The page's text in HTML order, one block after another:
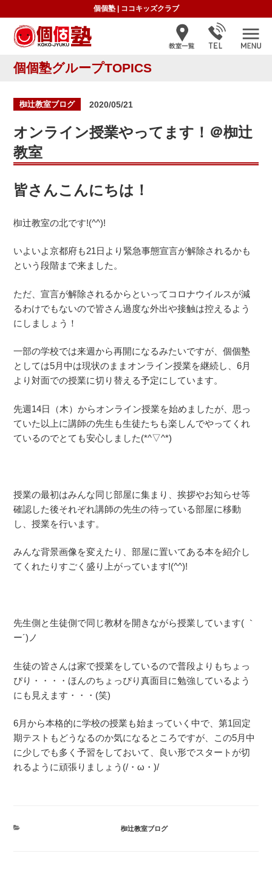
個個塾| ココキッズクラブ
個個塾グループTOPICS
投
日:
2020/05/21
椥辻教室ブログ
オンライン授業やってます！＠椥辻
教室
皆さんこんにちは！
椥辻教室の北です!(^^)!
いよいよ京都府も21日より緊急事態宣言が解除されるかも
という段階まで来ました。
ただ、宣言が解除されるからといってコロナウイルスが減
るわけでもないので皆さん過度な外出や接触は控えるよう
にしましょう！
一部の学校では来週から再開になるみたいですが、個個塾
としては5月中は現状のままオンライン授業を継続し、6月
より対面での授業に切り替える予定にしています。
先週14日（木）からオンライン授業を始めましたが、思っ
ていた以上に講師の先生も生徒たちも楽しんでやってくれ
ているのでとても安心しました(*^▽^*)
授業の最初はみんな同じ部屋に集まり、挨拶やお知らせ等
確認した後それぞれ講師の先生の待っている部屋に移動
し、授業を行います。
みんな背景画像を変えたり、部屋に置いてある本を紹介し
てくれたりすごく盛り上がっています!(^^)!
先生側と生徒側で同じ教材を開きながら授業しています( ｀
ー´)ノ
生徒の皆さんは家で授業をしているので普段よりもちょっ
ぴり・・・・ほんのちょっぴり真面目に勉強しているよう
にも見えます・・・(笑)
6月から本格的に学校の授業も始まっていく中で、第1回定
期テストもどうなるのか気になるところですが、この5月中
に少しでも多く予習をしておいて、良い形でスタートが切
れるように頑張りましょう(/・ω・)/
カ
椥辻教室ブログ